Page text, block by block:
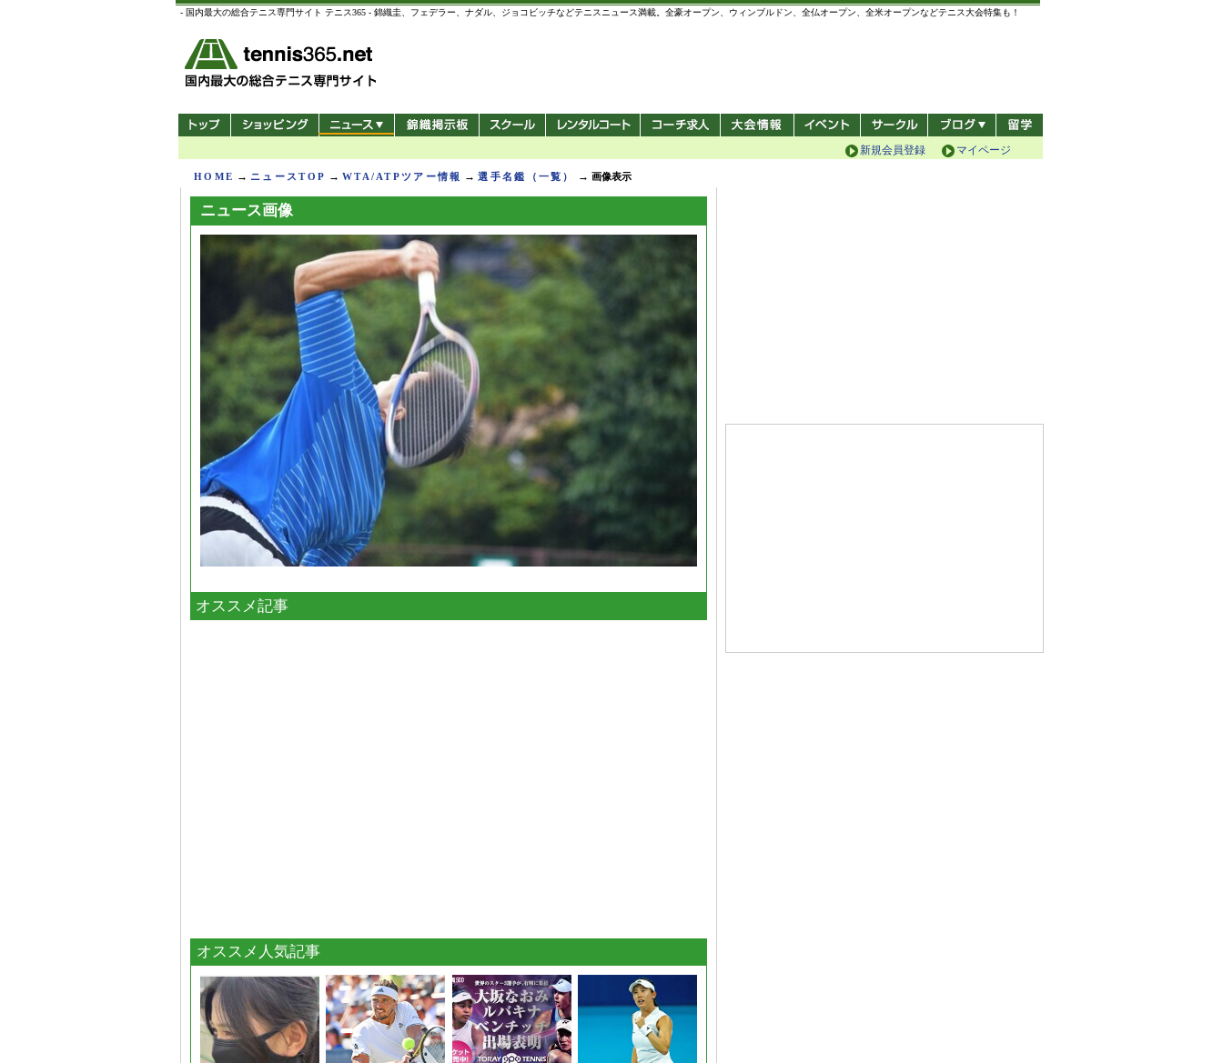
- 国内最大の総合テニス専門サイト テニス365 - 錦織圭、フェデラー、ナダル、ジョコビッチなどテニスニュース満載。全豪オープン、ウィンブルドン、全仏オープン、全米オープンなどテニス大会特集も！
マイページ
新規会員登録
HOME → ニュースTOP →WTA/ATPツアー情報 →選手名鑑（一覧） → 画像表示
ニュース画像
オススメ記事
オススメ人気記事